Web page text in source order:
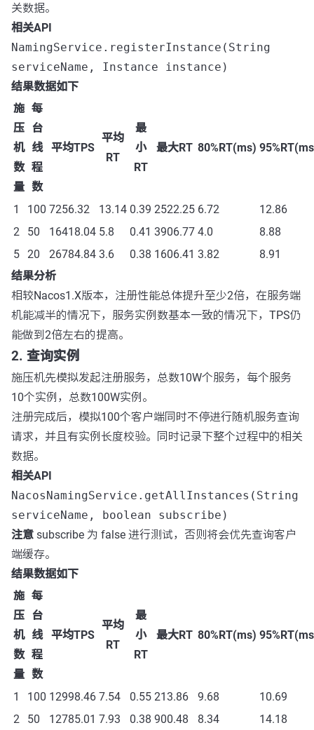
关数据。
相关API
NamingService.registerInstance(String
serviceName, Instance instance)
结果数据如下
施
压
机
数
量
每
台
线
程
数
平均TPS
平均
RT
最
小
RT
最大RT 80%RT(ms)
1 100 7256.32 13.14 0.39 2522.25 6.72
12.86
2
50 16418.04 5.8 0.41 3906.77 4.0
8.88
5
20 26784.84 3.6 0.38 1606.41 3.82
8.91
结果分析
相较Nacos1.X版本，注册性能总体提升至少2倍，在服务端
机能减半的情况下，服务实例数基本一致的情况下，TPS仍
能做到2倍左右的提高。
2. 查询实例
施压机先模拟发起注册服务，总数10W个服务，每个服务
10个实例，总数100W实例。
注册完成后，模拟100个客户端同时不停进行随机服务查询
请求，并且有实例长度校验。同时记录下整个过程中的相关
数据。
相关API
NacosNamingService.getAllInstances(String
serviceName, boolean subscribe)
注意 subscribe 为 false 进行测试，否则将会优先查询客户
端缓存。
结果数据如下
施
压
机
数
量
每
台
线
程
数
平均TPS
平均
RT
最
小
RT
最大RT 80%RT(ms)
1 100 12998.46 7.54 0.55 213.86 9.68
10.69
2
50 12785.01 7.93 0.38 900.48 8.34 14.18